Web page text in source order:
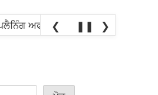
ਅਫਸਰ 42 ਬਿਪਾਸ ਨੰਬਰ ਵਾਲੇ,
❮ ❚❚ ❯